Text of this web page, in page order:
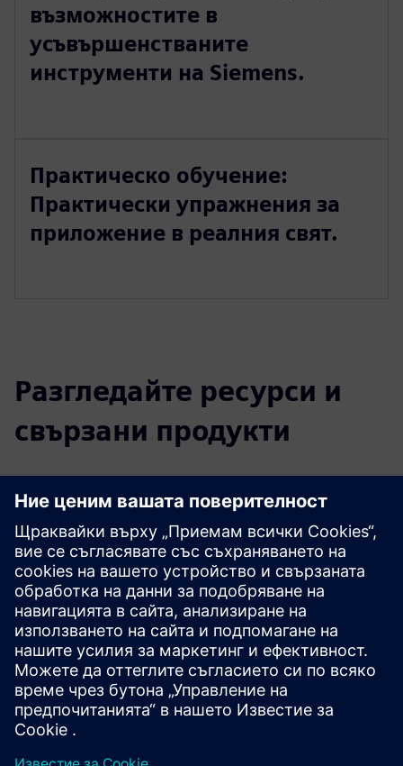
възможностите в
усъвършенстваните
инструменти на Siemens.
Практическо обучение:
Практически упражнения за
приложение в реалния свят.
Разгледайте ресурси и
свързани продукти
Допълнителна информация и
ресурси
CLEVR Академия | Общ преглед
CLEVR Академия | PLM катастрофален курс
CLEVR Academy | Анализ на крайни елементи на NX
CLEVR Acedemy | Анализ на крайни елементи на твърди
ръбове
Предпоставки